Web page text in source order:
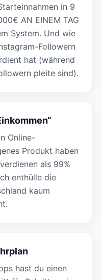
in 9
AN EINEM TAG
System. Und wie
Followern
hat (während
pleite sind).
Online-
Produkt haben
als 99%
enthülle die
kaum
hast du einen